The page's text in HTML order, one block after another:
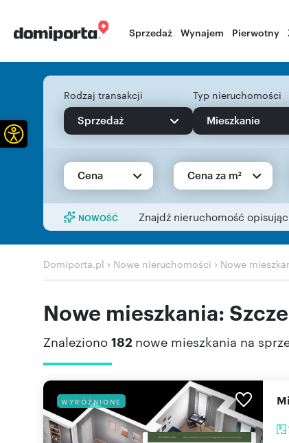
Sprzedaż Wynajem Pierwotny
Rodzaj transakcji
Sprzedaż
Typ nieruchomości
Mieszkanie
Cena Cena za m²
NOWOŚĆ Znajdź nieruchomość opisując
Domiporta.pl › Nowe nieruchomości › Nowe
Nowe mieszkania:
Znaleziono 182 nowe mieszkania na
WYRÓŻNIONE
Otwórz pasek narzędzi